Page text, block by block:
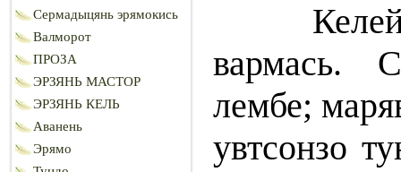
Сермадыцянь эрямокись
Валморот
ПРОЗА
ЭРЗЯНЬ МАСТОР
ЭРЗЯНЬ КЕЛЬ
Аванень
Эрямо
вармась.
лембе;
увтсонзо